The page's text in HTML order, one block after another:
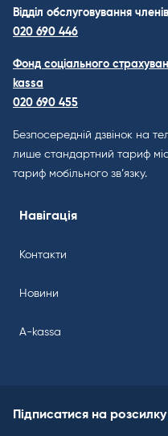
Відділ обслуговування членів
020 690 446
Фонд соціального
kassa
020 690 455
Безпосередній дзвінок на
лише стандартний тариф
тариф мобільного зв’язку.
Навігація
Контакти
Новини
A-kassa
Підписатися на